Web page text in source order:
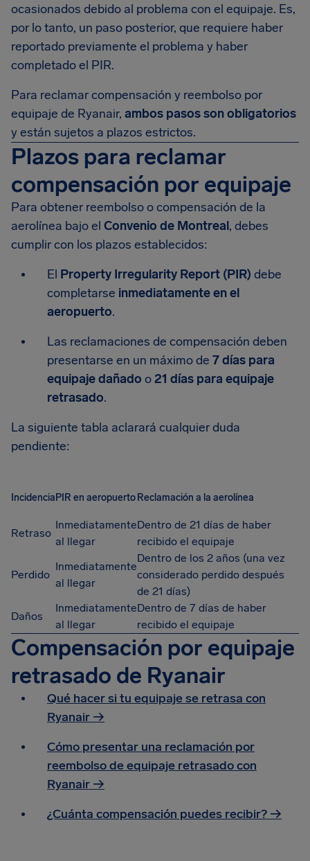
ocasionados debido al problema con el equipaje. Es,
por lo tanto, un paso posterior, que requiere haber
reportado previamente el problema y haber
completado el PIR.
Para reclamar compensación y reembolso por
equipaje de Ryanair, ambos pasos son obligatorios
y están sujetos a plazos estrictos.
Plazos para reclamar
compensación por equipaje
Para obtener reembolso o compensación de la
aerolínea bajo el Convenio de Montreal, debes
cumplir con los plazos establecidos:
El Property Irregularity Report (PIR) debe
completarse inmediatamente en el
aeropuerto.
Las reclamaciones de compensación deben
presentarse en un máximo de 7 días para
equipaje dañado o21 días para equipaje
retrasado.
La siguiente tabla aclarará cualquier duda
pendiente:
IncidenciaPIR en aeropuerto Reclamación a la aerolínea
Retraso
Inmediatamente
al llegar
Dentro de 21 días de haber
recibido el equipaje
Perdido
Inmediatamente
al llegar
Dentro de los 2 años (una vez
considerado perdido después
de 21 días)
Daños
Inmediatamente
al llegar
Dentro de 7 días de haber
recibido el equipaje
Compensación por equipaje
retrasado de Ryanair
Qué hacer si tu equipaje se retrasa con
Ryanair →
Cómo presentar una reclamación por
reembolso de equipaje retrasado con
Ryanair →
¿Cuánta compensación puedes recibir? →